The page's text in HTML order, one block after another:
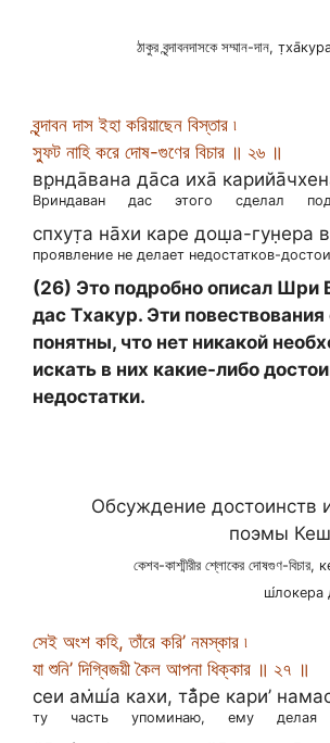
ঠাকুর বৃন্দাবনদাসকে সম্মান-দান,
বৃন্দাবন দাস ইহা করিয়াছেন বিস্তার ৷
স্ফুট নাহি করে দোষ-গুণের বিচার ॥ ২৬ ॥
вр̣нда̄вана да̄са иха̄
Вриндаван дас этого сделал
спхут̣а на̄хи каре дош̣а-гун̣ера
проявление не делает недостатков-
(26) Это подробно описал Шри
дас Тхакур. Эти
понятны, что нет никакой
искать в них какие-либо
недостатки.
Обсуждение достоинств
поэмы
কেশব-কাশ্মীরীর শ্লোকের দোষগুণ-
ш́локера
সেই অংশ কহি, তাঁরে করি’ নমস্কার ৷
যা শুনি’ দিগ্বিজয়ী কৈল আপনা ধিক্কার ॥ ২৭ ॥
сеи ам̇ш́а кахи, та̄̐ре кари’
ту часть упоминаю, ему делая